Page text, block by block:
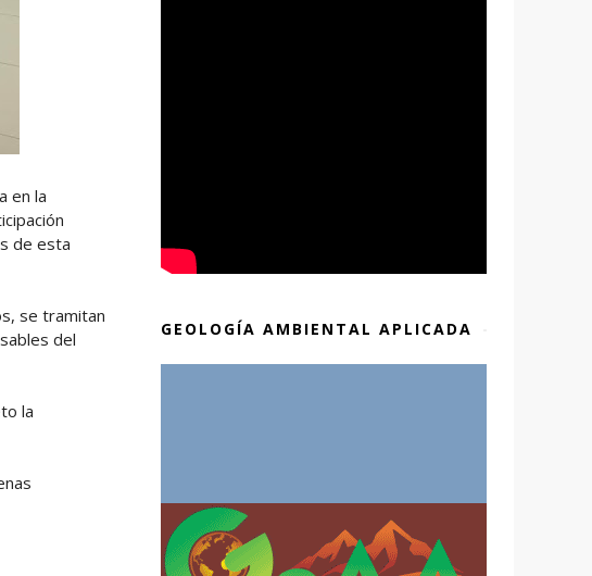
en la
de esta
se tramitan
del
la
GEOLOGÍA AMBIENTAL APLICADA